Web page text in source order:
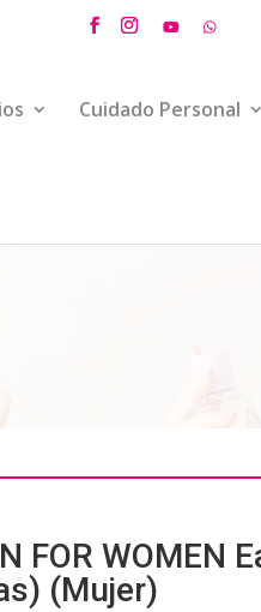
Cuidado Personal
FOR WOMEN
(Mujer)